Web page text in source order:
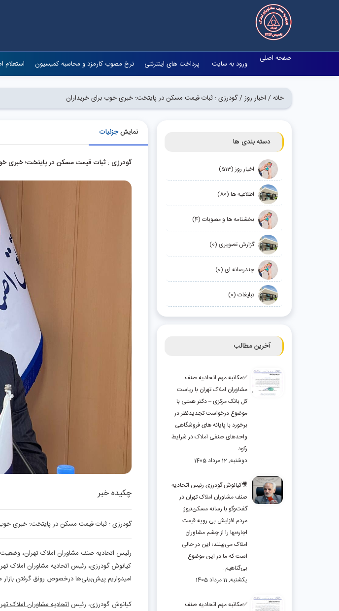
صفحه اصلی
ورود به سایت پرداخت های اینترنتی نرخ مصوب کارمزد و محاسبه کمیسیون استعلام
خانه / اخبار روز /گودرزی : ثبات قیمت‌ مسکن در پایتخت؛ خبری خوب برای خریداران
دسته بندی ها
اخبار روز (513)
اطلاعیه ها (80)
بخشنامه ها و مصوبات (4)
گزارش تصویری (0)
چندرسانه ای (0)
تبلیغات (0)
آخرین مطالب
✅مکاتبه مهم اتحادیه صنف
مشاوران املاک تهران با ریاست
کل بانک مرکزی – دکتر همتی با
موضوع درخواست تجدیدنظر در
برخورد با پایانه های فروشگاهی
واحدهای صنفی املاک در شرایط
رکود
دوشنبه, 12 مرداد 1405
🎥کیانوش گودرزی رئیس اتحادیه
صنف مشاوران املاک تهران در
گفت‌وگو با رسانه مسکن‌نیوز:
مردم افزایش بی رویه قیمت
اجاره‌بها را از چشم مشاوران
املاک می‌بینند؛ این در حالی
است که ما در این موضوع
بی‌گناهیم .
یکشنبه, 11 مرداد 1405
✅مکاتبه مهم اتحادیه صنف
نمایشجزئیات
گودرزی : ثبات قیمت‌ مسکن در پایتخت؛ خبری
چکیده خبر
گودرزی : ثبات قیمت‌ مسکن در پایتخت؛ خبری خوب
رئیس اتحادیه صنف مشاوران املاک تهران، وضعیت
کیانوش گودرزی، رئیس اتحادیه مشاوران املاک
امیدواریم پیش‌بینی‌ها درخصوص رونق گرفتن
کیانوش گودرزی، رئیساتحادیه مشاوران املاک